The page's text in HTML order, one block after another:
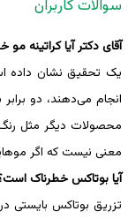
سوالات کاربران
آقای دکتر آیا کراتینه مو
انجام می‌دهند، دو
محصولات دیگر مثل رنگ
معنی نیست که اگر
آیا بوتاکس خطرناک
تزریق بوتاکس